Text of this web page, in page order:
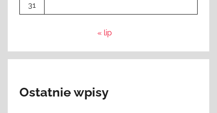
31
« lip
Ostatnie wpisy